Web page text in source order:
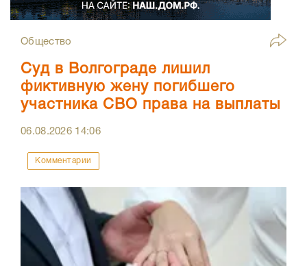
Общество
Суд в Волгограде лишил
фиктивную жену погибшего
участника СВО права на выплаты
06.08.2026 14:06
Комментарии